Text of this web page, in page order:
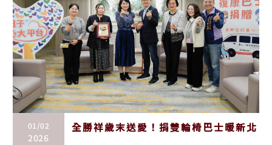
01/02
2026
全勝祥歲末送愛！捐雙輪椅巴士暖新北